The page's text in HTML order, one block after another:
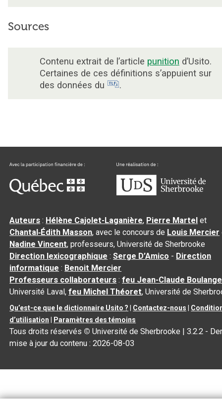
Sources
Contenu extrait de l’article punition d’Usito.
Certaines de ces définitions s’appuient sur
des données du
.
Auteurs : Hélène Cajolet-Laganière, Pierre Martel et
Chantal‑Édith Masson, avec le concours de Louis Mercier
Nadine Vincent, professeurs, Université de Sherbrooke
Direction lexicographique :Serge D’Amico - Direction
informatique : Benoit Mercier
Professeurs collaborateurs :feu Jean-Claude
Université Laval,feu Michel Théoret, Université de
Qu’est-ce que le dictionnaire Usito ? Contactez-nous
d’utilisation
Paramètres des témoins
Tous droits réservés © Université de Sherbrooke |3.2.2 -
mise à jour du contenu :2026-08-03